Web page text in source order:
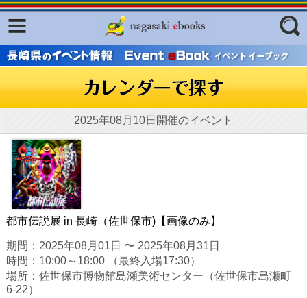
フリーワード
ジャンル
2025年08月10日開催のイベント
都市伝説展 in 長崎（佐世保市)【画像のみ】
期間：2025年08月01日 〜 2025年08月31日
時間：10:00～18:00 （最終入場17:30）
場所：佐世保市博物館島瀬美術センター（佐世保市島瀬町
6-22）
Facebook
ふくいろキラリプロジェクト
東京観光デジタルパンフレットギャ
ラリー（TOKYO Brochures）
復興応援企画
はじめてご利用される方へ
コンテンツ
広報誌ナビ
明治日本の産業革命遺産
長崎と天草地方の潜伏キリシタン
関連遺産
大学・専門学校ナビ